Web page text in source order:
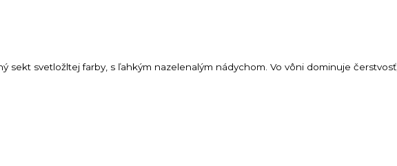
sekt svetložltej farby, s ľahkým nazelenalým nádychom. Vo vôni dominuje čerstvosť,